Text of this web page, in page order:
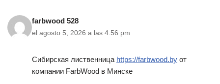
farbwood 528
el agosto 5, 2026 a las 4:56 pm
Сибирская лиственница https://farbwood.by от
компании FarbWood в Минске